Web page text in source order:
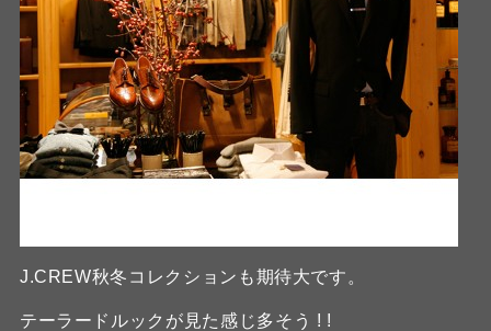
J.CREW秋冬コレクションも期待大です。
テーラードルックが見た感じ多そう ! !